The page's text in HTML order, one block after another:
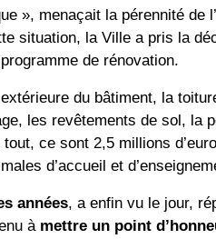
», menaçait la pérennité de
situation, la Ville a pris la
de rénovation.
du bâtiment, la
les revêtements de sol, la
ce sont 2,5 millions
d’accueil et
années, a enfin vu le jour,
à mettre un point